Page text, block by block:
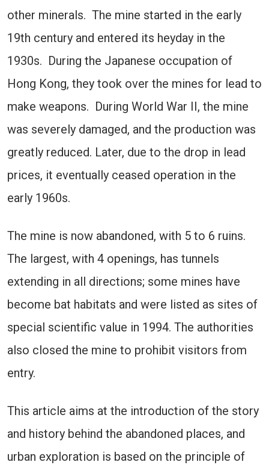
other minerals. The mine started in the early
19th century and entered its heyday in the
1930s. During the Japanese occupation of
Hong Kong, they took over the mines for lead to
make weapons. During World War II, the mine
was severely damaged, and the production was
greatly reduced. Later, due to the drop in lead
prices, it eventually ceased operation in the
early 1960s.
The mine is now abandoned, with 5 to 6 ruins.
The largest, with 4 openings, has tunnels
extending in all directions; some mines have
become bat habitats and were listed as sites of
special scientific value in 1994. The authorities
also closed the mine to prohibit visitors from
entry.
This article aims at the introduction of the story
and history behind the abandoned places, and
urban exploration is based on the principle of